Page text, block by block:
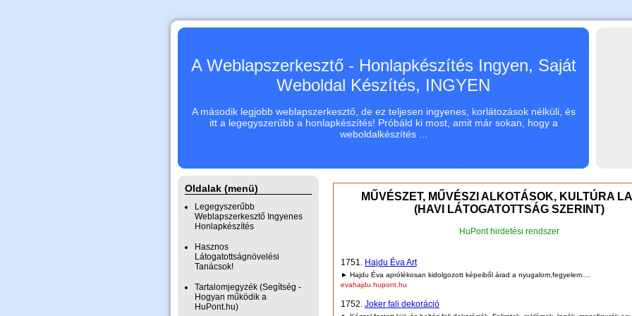
A Weblapszerkesztő - Honlapkészítés Ingyen, Saját
Weboldal Készítés, INGYEN
A második legjobb weblapszerkesztő, de ez teljesen ingyenes, korlátozások nélküli, és
itt a legegyszerűbb a honlapkészítés! Próbáld ki most, amit már sokan, hogy a
weboldalkészítés ...
Oldalak (menü)
Legegyszerűbb
Weblapszerkesztő Ingyenes
Honlapkészítés
Hasznos
Látogatottságnövelési
Tanácsok!
Tartalomjegyzék (Segítség -
Hogyan működik a
HuPont.hu)
MŰVÉSZET, MŰVÉSZI ALKOTÁSOK, KULTÚRA
(HAVI LÁTOGATOTTSÁG SZERINT)
HuPont hirdetési rendszer
1751. Hajdu Éva Art
► Hajdu Éva aprólékosan kidolgozott képeiből árad a nyugalom,fegyelem....
evahajdu.hupont.hu
1752. Joker fali dekoráció